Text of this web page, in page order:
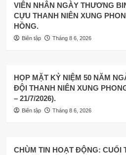
VIÊN NHÂN NGÀY THƯƠNG
CỰU THANH NIÊN XUNG
HỒNG.
Biên tập Tháng 8 6, 2026
HỌP MẶT KỶ NIỆM 50 NĂM
ĐỘI THANH NIÊN XUNG
– 21/7/2026).
Biên tập Tháng 8 6, 2026
CHÙM TIN HOẠT ĐỘNG: CUỐI